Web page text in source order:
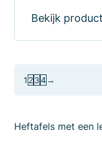
Bekijk product
1 234→
Heftafels met een